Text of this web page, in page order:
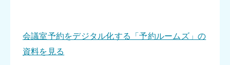
会議室予約をデジタル化する「予約ルームズ」の
資料を見る